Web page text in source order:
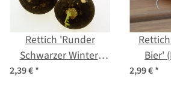
Rettich 'Runder
Schwarzer Winter'
(Raphanus sativus)
2,39 €*
Bier'
sativus)
2,99 €*